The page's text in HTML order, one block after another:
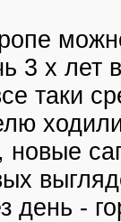
3 х лет
таки
новые
день -